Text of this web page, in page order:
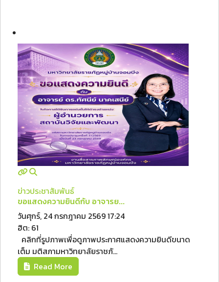
ข่าวประชาสัมพันธ์
ขอแสดงความยินดีกับ อาจารย...
วันศุกร์, 24 กรกฎาคม 2569 17:24
ฮิต: 61
คลิกที่รูปภาพเพื่อดูภาพประกาศแสดงความยินดีขนาด
เต็ม มติสภามหาวิทยาลัยราชภั...
Read More